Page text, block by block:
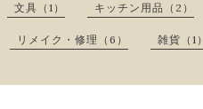
文具（1） キッチン用品（2）
リメイク・修理（6） 雑貨（1）